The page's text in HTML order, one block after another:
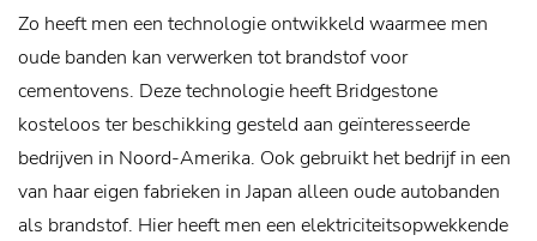
Zo heeft men een technologie ontwikkeld waarmee men
oude banden kan verwerken tot brandstof voor
cementovens. Deze technologie heeft Bridgestone
kosteloos ter beschikking gesteld aan geïnteresseerde
bedrijven in Noord-Amerika. Ook gebruikt het bedrijf in een
van haar eigen fabrieken in Japan alleen oude autobanden
als brandstof. Hier heeft men een elektriciteitsopwekkende